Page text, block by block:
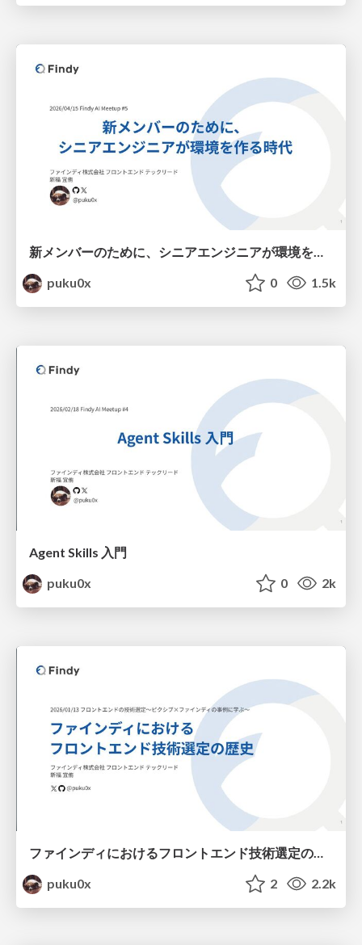
puku0x
0 1.5k
Agent Skills 入門
puku0x
0 2k
ファインディにおけるフロントエンド技術選定の歴史
puku0x
2 2.2k